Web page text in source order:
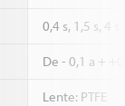
0,4 s, 1,5 s, 4
De - 0,1 a +
Lente: PTFE